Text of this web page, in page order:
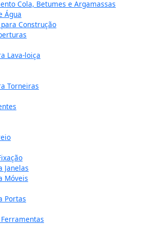
Cola, Betumes e Argamassas
Água
Construção
Lava-loiça
Torneiras
Janelas
Móveis
Portas